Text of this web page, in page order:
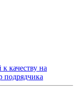
качеству на
подрядчика